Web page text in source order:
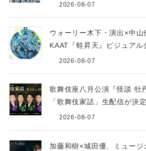
2026-08-07
ウォーリー木下・演出×中山
KAAT『蛙昇天』ビジュア
2026-08-07
歌舞伎座八月公演『怪談 牡
「歌舞伎家話」生配信が決定
2026-08-07
加藤和樹×城田優、ミュージ